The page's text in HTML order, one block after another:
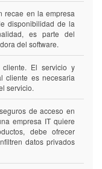
recae en la empresa
disponibilidad de la
es parte del
del software.
El servicio y
cliente es necesaria
servicio.
de acceso en
empresa IT quiere
debe ofrecer
datos privados